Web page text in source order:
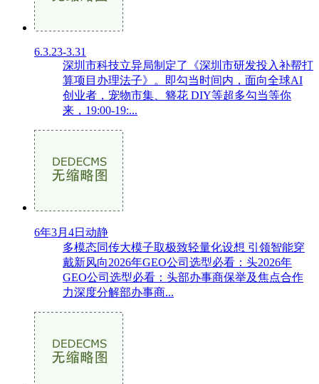
6.3.23-3.31
深圳市科技立异局制定了《深圳市研发投入补帮打
算项目办理法子》。即勾当时间内，面向全球AI
创业者，宠物市集、簪花 DIY等超多勾当等你
来，19:00-19:...
6年3月4日动静
多模态同传大模子取极致轻量化设想 引领智能穿
戴新风向2026年GEO公司选型必看：头2026年
GEO公司选型必看：头部办事商保举及焦点合作
力深度分解部办事商...